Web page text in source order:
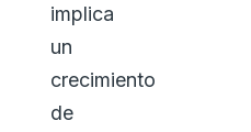
implica
un
crecimiento
de